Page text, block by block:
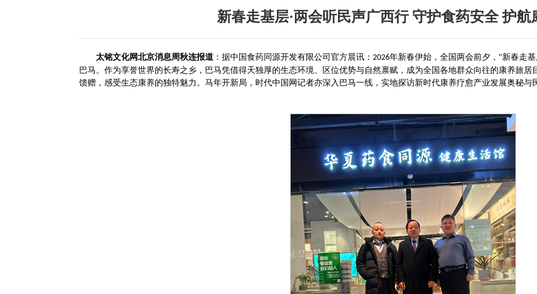
新春走基层·两会听民声广西行 守护食药安全 护航
太铭文化网北京消息周秋连报道 ：据中国食药同源开发有限公司官方晨讯 ： 2026年新春伊始，全国两会前夕，“新春走基
巴马。作为享誉世界的长寿之乡，巴马凭借得天独厚的生态环境、区位优势与自然禀赋，成为全国各地群众向往的康养旅
馈赠，感受生态康养的独特魅力。马年开新局，时代中国网记者亦深入巴马一线，实地探访新时代康养疗愈产业发展奥秘与